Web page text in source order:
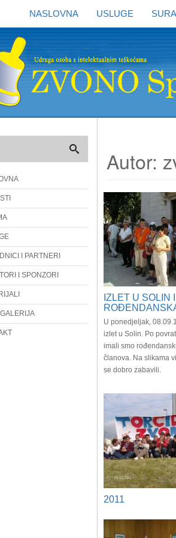
NASLOVNA USLUGE
Autor:
IZLET U SOLIN I
U ponedjeljak,
izlet u Solin. Po
imali smo
članova. Na slikama
se dobro zabavili.
2011
I PARTNERI
I SPONZORI